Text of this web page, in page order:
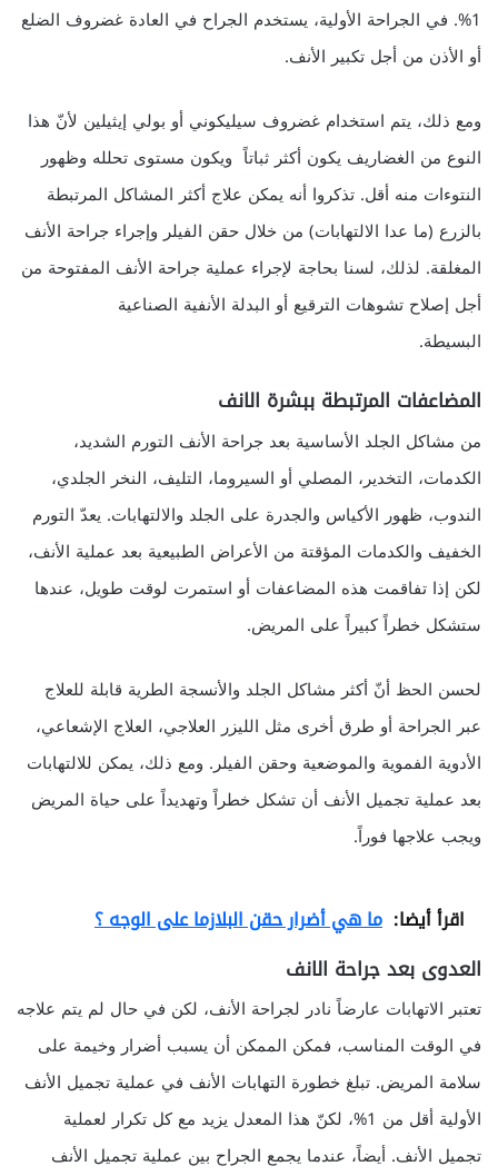
1%. في الجراحة الأولية، يستخدم الجراح في العادة غضروف الضلع
أو الأذن من أجل تكبير الأنف.
ومع ذلك، يتم استخدام غضروف سيليكوني أو بولي إيثيلين لأنّ هذا
النوع من الغضاريف يكون أكثر ثباتاً ويكون مستوى تحلله وظهور
النتوءات منه أقل. تذكروا أنه يمكن علاج أكثر المشاكل المرتبطة
بالزرع (ما عدا الالتهابات) من خلال حقن الفيلر وإجراء جراحة الأنف
المغلقة. لذلك، لسنا بحاجة لإجراء عملية جراحة الأنف المفتوحة من
أجل إصلاح تشوهات الترقيع أو البدلة الأنفية الصناعية
البسيطة.
المضاعفات المرتبطة ببشرة الانف
من مشاكل الجلد الأساسية بعد جراحة الأنف التورم الشديد،
الكدمات، التخدير، المصلي أو السيروما، التليف، النخر الجلدي،
الندوب، ظهور الأكياس والجدرة على الجلد والالتهابات. يعدّ التورم
الخفيف والكدمات المؤقتة من الأعراض الطبيعية بعد عملية الأنف،
لكن إذا تفاقمت هذه المضاعفات أو استمرت لوقت طويل، عندها
ستشكل خطراً كبيراً على المريض.
لحسن الحظ أنّ أكثر مشاكل الجلد والأنسجة الطرية قابلة للعلاج
عبر الجراحة أو طرق أخرى مثل الليزر العلاجي، العلاج الإشعاعي،
الأدوية الفموية والموضعية وحقن الفيلر. ومع ذلك، يمكن للالتهابات
بعد عملية تجميل الأنف أن تشكل خطراً وتهديداً على حياة المريض
ويجب علاجها فوراً.
اقرأ أيضا: ما هي أضرار حقن البلازما على الوجه ؟
العدوى بعد جراحة الانف
تعتبر الاتهابات عارضاً نادر لجراحة الأنف، لكن في حال لم يتم علاجه
في الوقت المناسب، فمكن الممكن أن يسبب أضرار وخيمة على
سلامة المريض. تبلغ خطورة التهابات الأنف في عملية تجميل الأنف
الأولية أقل من 1%، لكنّ هذا المعدل يزيد مع كل تكرار لعملية
تجميل الأنف. أيضاً، عندما يجمع الجراح بين عملية تجميل الأنف